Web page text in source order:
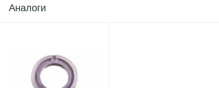
Аналоги